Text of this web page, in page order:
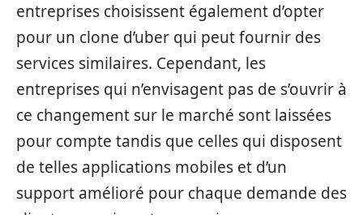
entreprises choisissent également d’opter
pour un clone d’uber qui peut fournir des
services similaires. Cependant, les
entreprises qui n’envisagent pas de s’ouvrir à
ce changement sur le marché sont laissées
pour compte tandis que celles qui disposent
de telles applications mobiles et d’un
support amélioré pour chaque demande des